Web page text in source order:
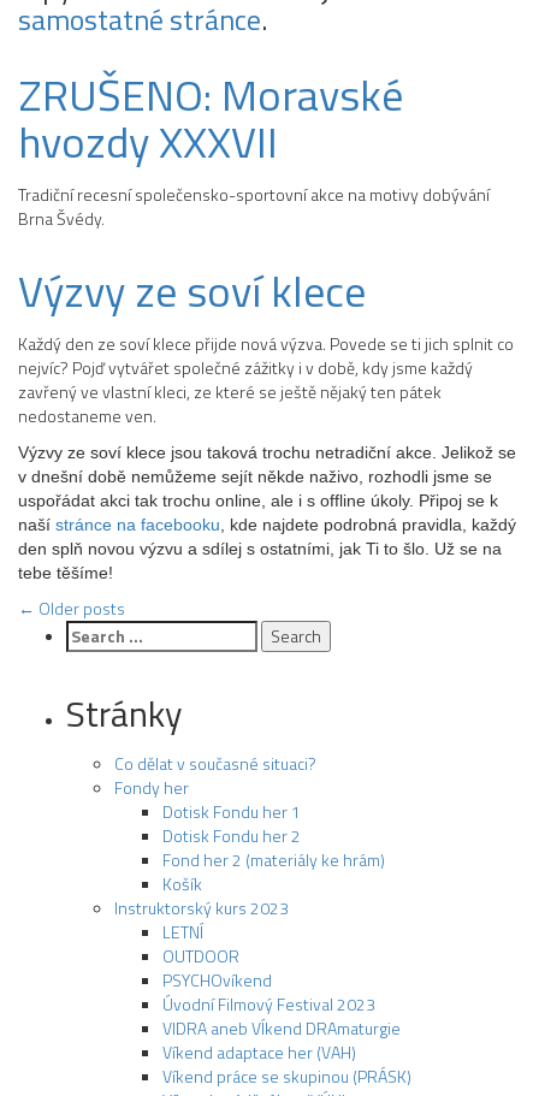
samostatné stránce.
ZRUŠENO: Moravské
hvozdy XXXVII
Tradiční recesní společensko-sportovní akce na motivy dobývání
Brna Švédy.
Výzvy ze soví klece
Každý den ze soví klece přijde nová výzva. Povede se ti jich splnit co
nejvíc? Pojď vytvářet společné zážitky i v době, kdy jsme každý
zavřený ve vlastní kleci, ze které se ještě nějaký ten pátek
nedostaneme ven.
Výzvy ze soví klece jsou taková trochu netradiční akce. Jelikož se
v dnešní době nemůžeme sejít někde naživo, rozhodli jsme se
uspořádat akci tak trochu online, ale i s offline úkoly. Připoj se k
naší stránce na facebooku , kde najdete podrobná pravidla, každý
den splň novou výzvu a sdílej s ostatními, jak Ti to šlo. Už se na
tebe těšíme!
Post
navigation
← Older posts
Search
for:
Stránky
Co dělat v současné situaci?
Fondy her
Dotisk Fondu her 1
Dotisk Fondu her 2
Fond her 2 (materiály ke hrám)
Košík
Instruktorský kurs 2023
LETNÍ
OUTDOOR
PSYCHOvíkend
Úvodní Filmový Festival 2023
VIDRA aneb VÍkend DRAmaturgie
Víkend adaptace her (VAH)
Víkend práce se skupinou (PRÁSK)